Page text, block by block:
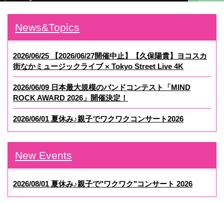
News&Topics
2026/06/25 【2026/06/27開催中止】【久保陽貴】ヨコスカ
街なかミュージックライブ × Tokyo Street Live 4K
2026/06/09 日本最大規模のバンドコンテスト「MIND
ROCK AWARD 2026」開催決定！
2026/06/01 夏休み♪親子でワクワクコンサート2026
New Events
2026/08/01 夏休み♪親子で"ワクワク"コンサート 2026